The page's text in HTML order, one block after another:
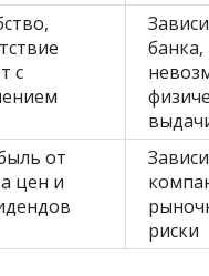
с
банка,
от
цен и
риски